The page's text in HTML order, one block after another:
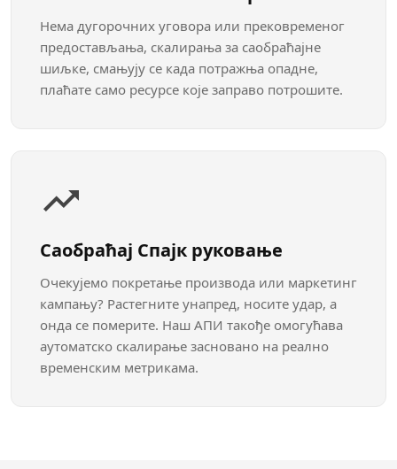
Нема дугорочних уговора или прековременог
предостављања, скалирања за саобраћајне
шиљке, смањују се када потражња опадне,
плаћате само ресурсе које заправо потрошите.
Саобраћај Спајк руковање
Очекујемо покретање производа или маркетинг
кампању? Растегните унапред, носите удар, а
онда се померите. Наш АПИ такође омогућава
аутоматско скалирање засновано на реално
временским метрикама.